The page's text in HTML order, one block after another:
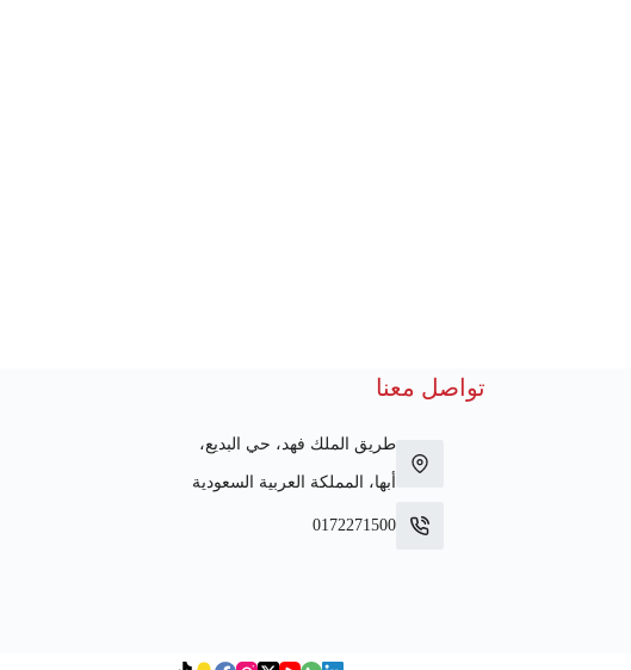
تواصل معنا
طريق الملك فهد، حي البديع،
أبها، المملكة العربية السعودية
0172271500